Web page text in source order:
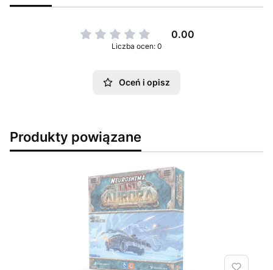
0.00
Liczba ocen: 0
Oceń i opisz
Produkty powiązane